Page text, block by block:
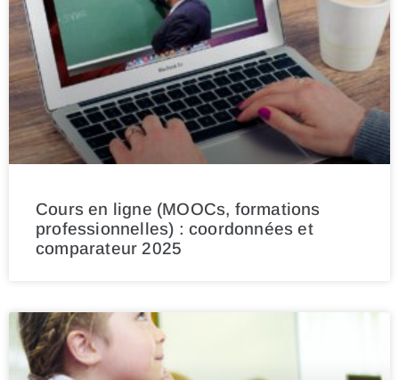
Cours en ligne (MOOCs, formations
professionnelles) : coordonnées et
comparateur 2025